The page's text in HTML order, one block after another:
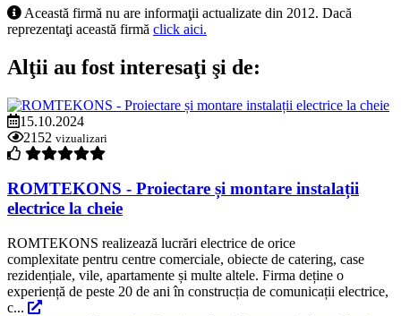
Această firmă nu are informaţii actualizate din 2012. Dacă
reprezentaţi această firmă click aici.
Alţii au fost interesaţi şi de:
15.10.2024
2152 vizualizari
ROMTEKONS - Proiectare și montare instalații
electrice la cheie
ROMTEKONS realizează lucrări electrice de orice
complexitate pentru centre comerciale, obiecte de catering, case
rezidențiale, vile, apartamente și multe altele. Firma deține o
experiență de peste 20 de ani în construcția de comunicații electrice,
c...